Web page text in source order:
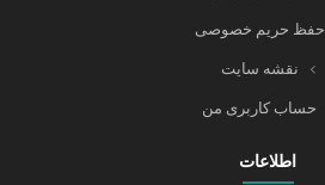
حفظ حریم خصوصی
نقشه سایت
حساب کاربری من
اطلاعات